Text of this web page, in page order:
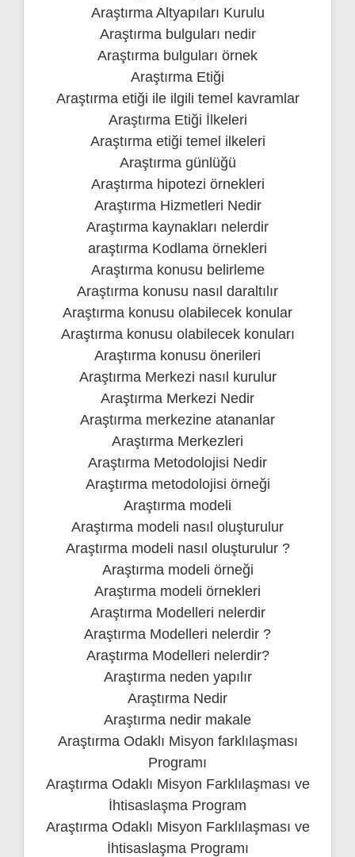
Araştırma Altyapıları Kurulu
Araştırma bulguları nedir
Araştırma bulguları örnek
Araştırma Etiği
Araştırma etiği ile ilgili temel kavramlar
Araştırma Etiği İlkeleri
Araştırma etiği temel ilkeleri
Araştırma günlüğü
Araştırma hipotezi örnekleri
Araştırma Hizmetleri Nedir
Araştırma kaynakları nelerdir
araştırma Kodlama örnekleri
Araştırma konusu belirleme
Araştırma konusu nasıl daraltılır
Araştırma konusu olabilecek konular
Araştırma konusu olabilecek konuları
Araştırma konusu önerileri
Araştırma Merkezi nasıl kurulur
Araştırma Merkezi Nedir
Araştırma merkezine atananlar
Araştırma Merkezleri
Araştırma Metodolojisi Nedir
Araştırma metodolojisi örneği
Araştırma modeli
Araştırma modeli nasıl oluşturulur
Araştırma modeli nasıl oluşturulur ?
Araştırma modeli örneği
Araştırma modeli örnekleri
Araştırma Modelleri nelerdir
Araştırma Modelleri nelerdir ?
Araştırma Modelleri nelerdir?
Araştırma neden yapılır
Araştırma Nedir
Araştırma nedir makale
Araştırma Odaklı Misyon farklılaşması
Programı
Araştırma Odaklı Misyon Farklılaşması ve
İhtisaslaşma Program
Araştırma Odaklı Misyon Farklılaşması ve
İhtisaslaşma Programı